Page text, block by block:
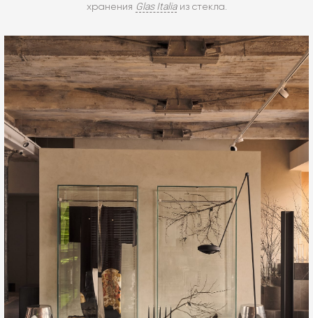
хранения Glas Italiaиз стекла.